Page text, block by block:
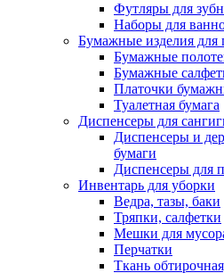
Футляры для
Наборы для
Бумажные изделия для
Бумажные
Бумажные
Платочки
Туалетная бумага
Диспенсеры для
Диспенсеры и
бумаги
Диспенсеры для
Инвентарь для уборки
Ведра, тазы, баки
Тряпки, салфетки
Мешки для
Перчатки
Ткань